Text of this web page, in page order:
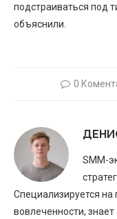
подстраиваться под
объяснили.
0
SMM-
Специализируется
вовлеченности,